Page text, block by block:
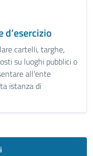
cartelli, targhe,
su luoghi pubblici o
all’ente
istanza di